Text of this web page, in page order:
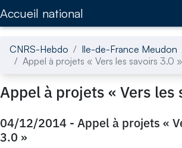
Accueil national
CNRS-Hebdo Ile-de-France Meudon
Appel à projets « Vers les savoirs 3.0 »
Appel à projets « Vers les
04/12/2014 - Appel à projets «
3.0 »